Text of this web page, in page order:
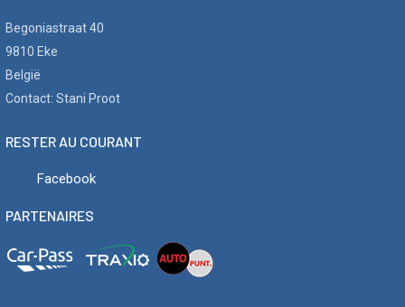
Begoniastraat 40
9810 Eke
België
Contact: Stani Proot
RESTER AU COURANT
Facebook
PARTENAIRES